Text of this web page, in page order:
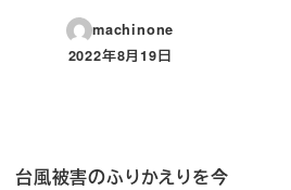
machinone
投稿日
2022年8月19日
台風被害のふりかえりを今